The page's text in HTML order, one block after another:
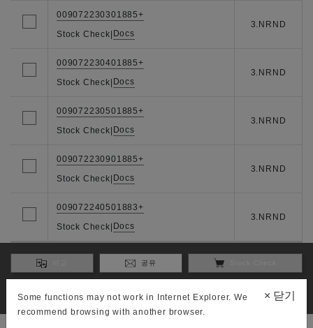
Some functions may not work in Internet Explorer. We
recommend browsing with another browser.
× 닫기
009072230301885+
Stock Check| Docs
3.NRND
009072230401885+
Stock Check| Docs
3.NRND
009072230501885+
Stock Check| Docs
3.NRND
009072230901885+
Stock Check| Docs
3.NRND
009072240501883+
Stock Check| Docs
3.NRND
공유
You can check stock to 3 part numbers.